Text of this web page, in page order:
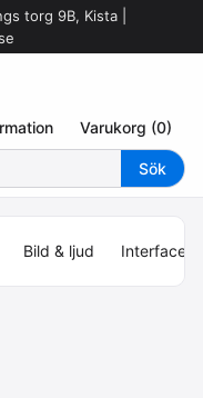
torg 9B, Kista |
Varukorg (0)
Bild & ljud Interface